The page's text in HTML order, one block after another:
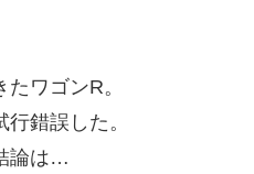
ワゴンR。
錯誤した。
論は…